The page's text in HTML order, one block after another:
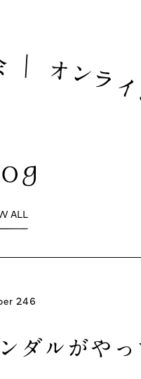
｜ オ ンラ イ
ALL
246
ダルがやっ